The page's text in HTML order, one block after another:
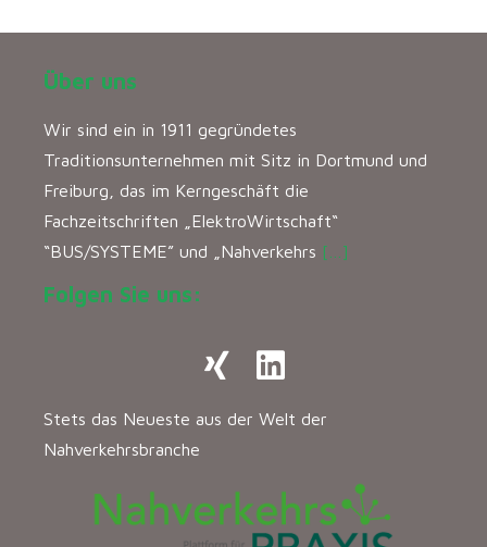
Über uns
Wir sind ein in 1911 gegründetes
Traditionsunternehmen mit Sitz in Dortmund und
Freiburg, das im Kerngeschäft die
Fachzeitschriften „ElektroWirtschaft“
“BUS/SYSTEME” und „Nahverkehrs […]
Folgen Sie uns:
Stets das Neueste aus der Welt der
Nahverkehrsbranche